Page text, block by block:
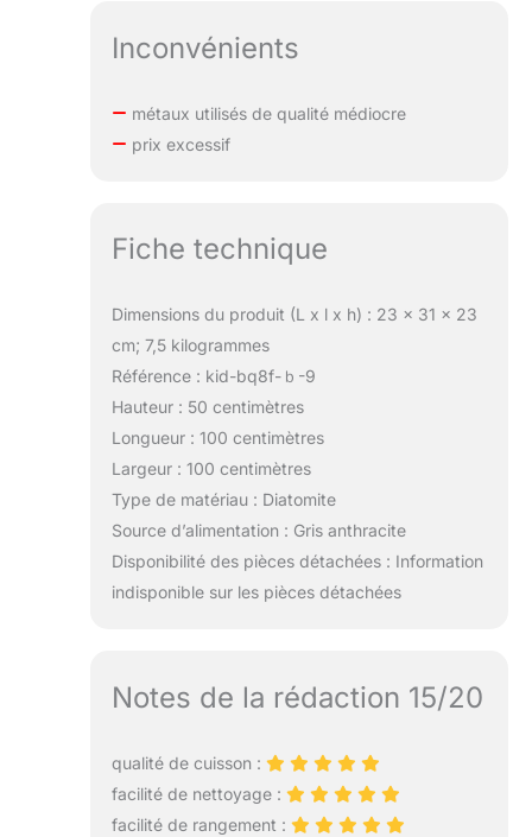
Inconvénients
métaux utilisés de qualité médiocre
prix excessif
Fiche technique
Dimensions du produit (L x l x h) : 23 x 31 x 23
cm; 7,5 kilogrammes
Référence : kid-bq8f-ｂ-9
Hauteur : 50 centimètres
Longueur : 100 centimètres
Largeur : 100 centimètres
Type de matériau : Diatomite
Source d’alimentation : Gris anthracite
Disponibilité des pièces détachées : Information
indisponible sur les pièces détachées
Notes de la rédaction 15/20
qualité de cuisson :
facilité de nettoyage :
facilité de rangement :